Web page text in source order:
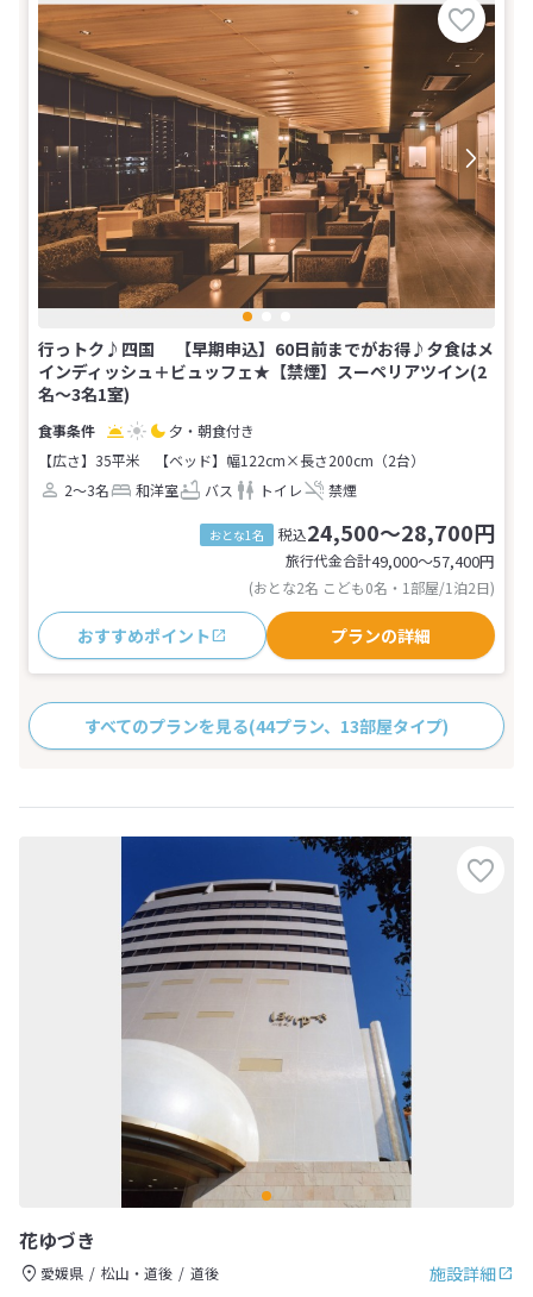
行っトク♪四国 【早期申込】60日前までがお得♪夕食はメ
インディッシュ＋ビュッフェ★【禁煙】スーペリアツイン(2
名～3名1室)
夕・朝食付き
【広さ】35平米
【ベッド】幅122cm×長さ200cm（2台）
2～3名
和洋室 バス トイレ 禁煙
おとな1名 税込24,500～28,700円
旅行代金合計49,000〜57,400円
(おとな2名 こども0名・1部屋/1泊2日)
おすすめポイント プランの詳細
すべてのプランを見る(44プラン、13部屋タイプ)
花ゆづき
施設詳細
愛媛県 松山・道後
道後